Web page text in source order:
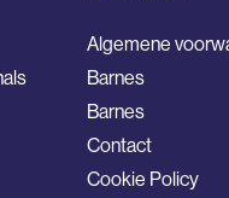
Algemene
Barnes
Barnes
Contact
Cookie Policy